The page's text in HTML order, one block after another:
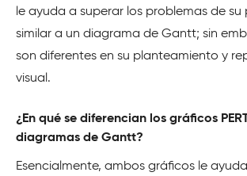
le ayuda a superar los problemas de su
similar a un diagrama de Gantt; sin
son diferentes en su planteamiento y
visual.
¿En qué se diferencian los gráficos
diagramas de Gantt?
Esencialmente, ambos gráficos le